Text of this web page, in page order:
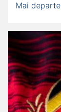
Mai departe